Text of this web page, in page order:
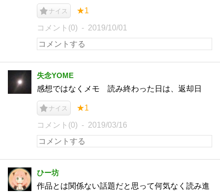
ナイス ★1
コメント(0) 2019/10/01
失念YOME
感想ではなくメモ 読み終わった日は、返却日
ナイス ★1
コメント(0) 2019/03/16
ひー坊
作品とは関係ない話題だと思って何気なく読み進